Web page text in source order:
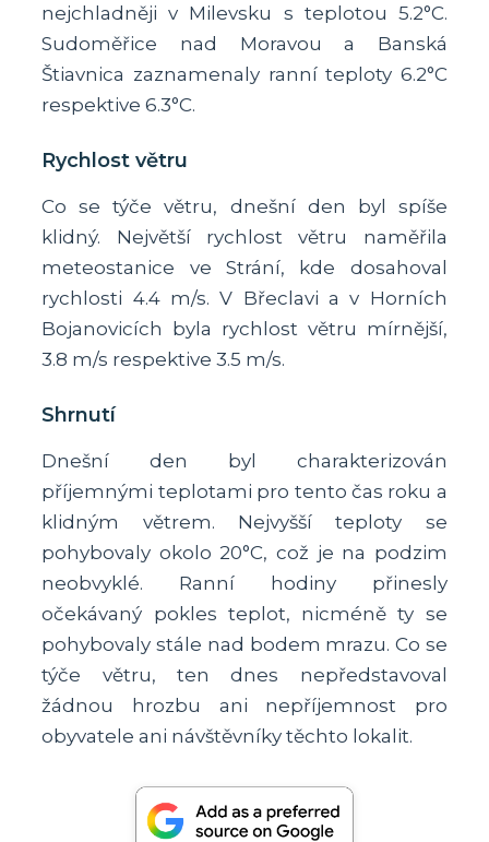
nejchladněji v Milevsku s teplotou 5.2°C.
Sudoměřice nad Moravou a Banská
Štiavnica zaznamenaly ranní teploty 6.2°C
respektive 6.3°C.
Rychlost větru
Co se týče větru, dnešní den byl spíše
klidný. Největší rychlost větru naměřila
meteostanice ve Strání, kde dosahoval
rychlosti 4.4 m/s. V Břeclavi a v Horních
Bojanovicích byla rychlost větru mírnější,
3.8 m/s respektive 3.5 m/s.
Shrnutí
Dnešní den byl charakterizován
příjemnými teplotami pro tento čas roku a
klidným větrem. Nejvyšší teploty se
pohybovaly okolo 20°C, což je na podzim
neobvyklé. Ranní hodiny přinesly
očekávaný pokles teplot, nicméně ty se
pohybovaly stále nad bodem mrazu. Co se
týče větru, ten dnes nepředstavoval
žádnou hrozbu ani nepříjemnost pro
obyvatele ani návštěvníky těchto lokalit.